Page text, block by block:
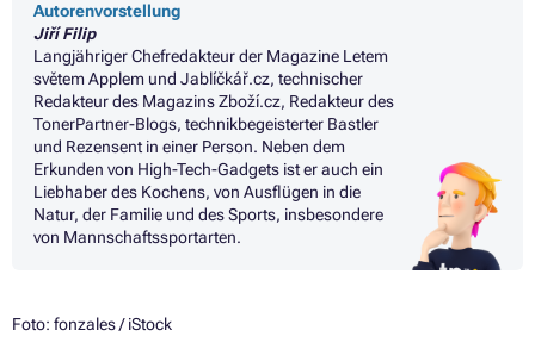
Autorenvorstellung
Jiří Filip
Langjähriger Chefredakteur der Magazine Letem
světem Applem und Jablíčkář.cz, technischer
Redakteur des Magazins Zboží.cz, Redakteur des
TonerPartner-Blogs, technikbegeisterter Bastler
und Rezensent in einer Person. Neben dem
Erkunden von High-Tech-Gadgets ist er auch ein
Liebhaber des Kochens, von Ausflügen in die
Natur, der Familie und des Sports, insbesondere
von Mannschaftssportarten.
Foto: fonzales / iStock